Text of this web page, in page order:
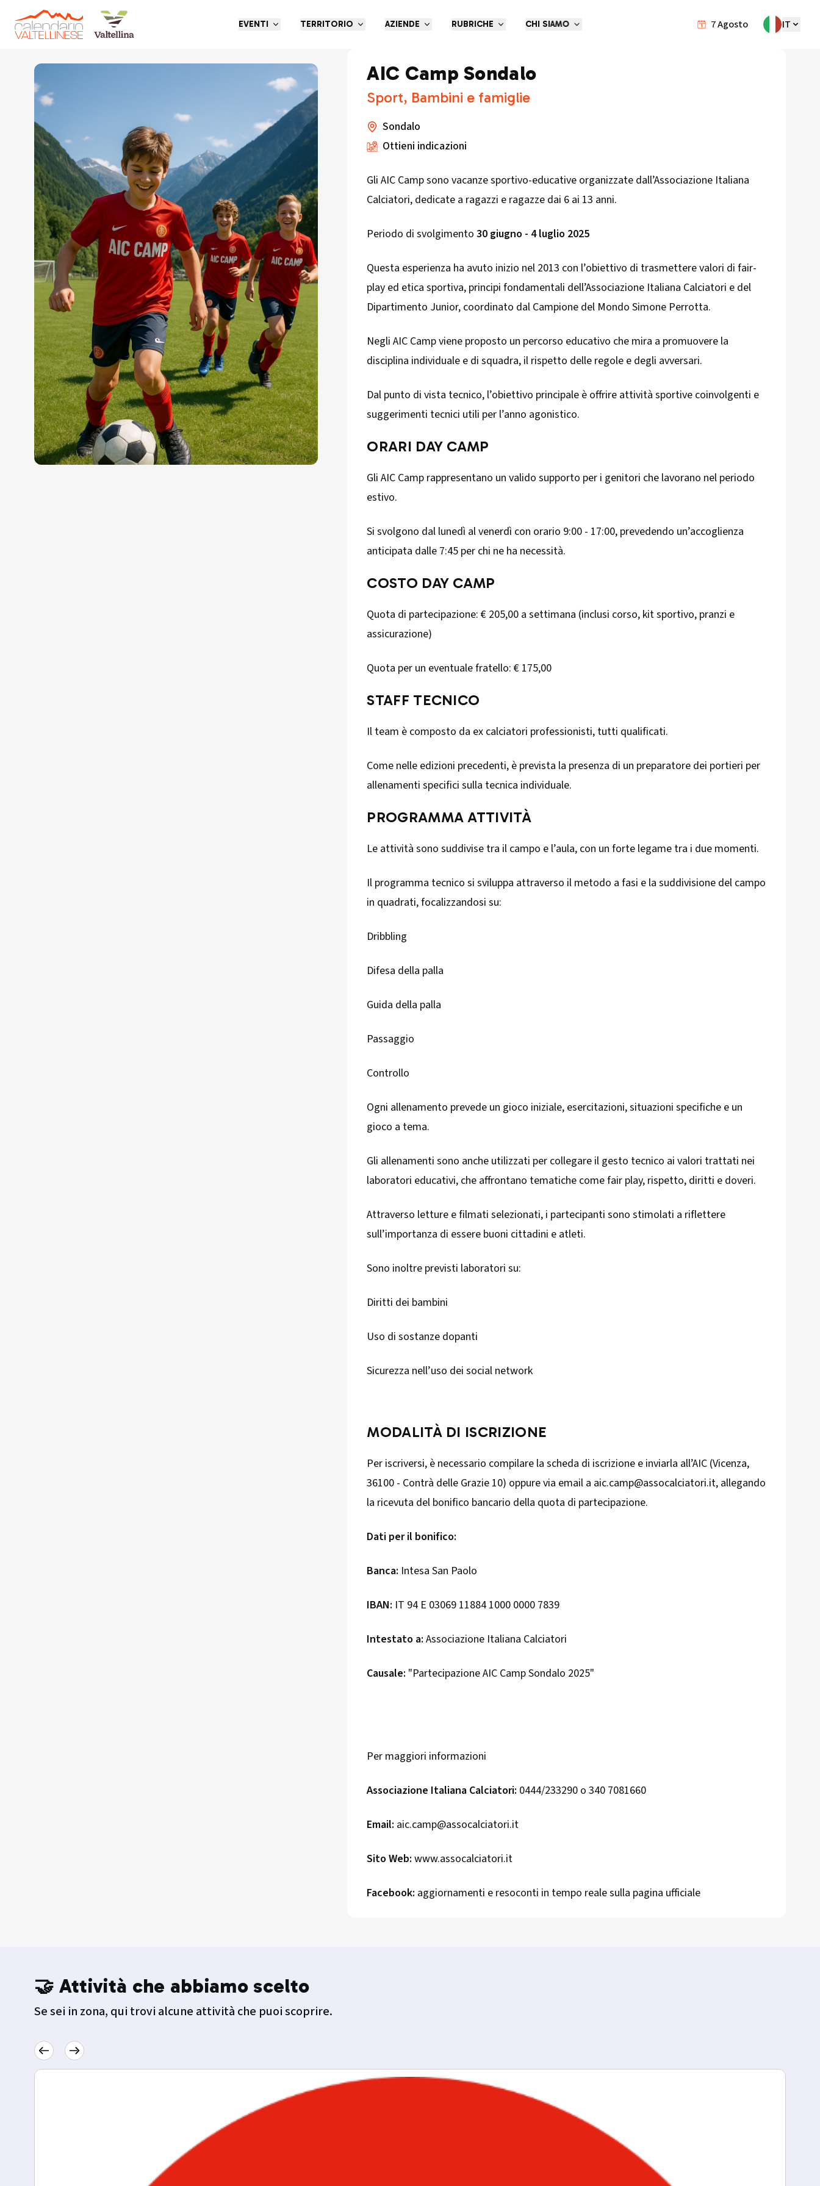
7Agosto IT
EVENTI TERRITORIO AZIENDE RUBRICHE CHI SIAMO
Torna indietro
AIC Camp Sondalo
Sport, Bambini e famiglie
Sondalo
Ottieni indicazioni
Gli AIC Camp sono vacanze sportivo-educative organizzate dall’Associazione Italiana
Calciatori, dedicate a ragazzi e ragazze dai 6 ai 13 anni.
Periodo di svolgimento30 giugno - 4 luglio 2025
Questa esperienza ha avuto inizio nel 2013 con l’obiettivo di trasmettere valori di fair-
play ed etica sportiva, principi fondamentali dell’Associazione Italiana Calciatori e del
Dipartimento Junior, coordinato dal Campione del Mondo Simone Perrotta.
Negli AIC Camp viene proposto un percorso educativo che mira a promuovere la
disciplina individuale e di squadra, il rispetto delle regole e degli avversari.
Dal punto di vista tecnico, l’obiettivo principale è offrire attività sportive coinvolgenti e
suggerimenti tecnici utili per l’anno agonistico.
ORARI DAY CAMP
Gli AIC Camp rappresentano un valido supporto per i genitori che lavorano nel periodo
estivo.
Si svolgono dal lunedì al venerdì con orario 9:00 - 17:00, prevedendo un’accoglienza
anticipata dalle 7:45 per chi ne ha necessità.
COSTO DAY CAMP
Quota di partecipazione: € 205,00 a settimana (inclusi corso, kit sportivo, pranzi e
assicurazione)
Quota per un eventuale fratello: € 175,00
STAFF TECNICO
Il team è composto da ex calciatori professionisti, tutti qualificati.
Come nelle edizioni precedenti, è prevista la presenza di un preparatore dei portieri per
allenamenti specifici sulla tecnica individuale.
PROGRAMMA ATTIVITÀ
Le attività sono suddivise tra il campo e l’aula, con un forte legame tra i due momenti.
Il programma tecnico si sviluppa attraverso il metodo a fasi e la suddivisione del campo
in quadrati, focalizzandosi su:
Dribbling
Difesa della palla
Guida della palla
Passaggio
Controllo
Ogni allenamento prevede un gioco iniziale, esercitazioni, situazioni specifiche e un
gioco a tema.
Gli allenamenti sono anche utilizzati per collegare il gesto tecnico ai valori trattati nei
laboratori educativi, che affrontano tematiche come fair play, rispetto, diritti e doveri.
Attraverso letture e filmati selezionati, i partecipanti sono stimolati a riflettere
sull’importanza di essere buoni cittadini e atleti.
Sono inoltre previsti laboratori su:
Diritti dei bambini
Uso di sostanze dopanti
Sicurezza nell’uso dei social network
MODALITÀ DI ISCRIZIONE
Per iscriversi, è necessario compilare la scheda di iscrizione e inviarla all’AIC (Vicenza,
36100 - Contrà delle Grazie 10) oppure via email a aic.camp@assocalciatori.it, allegando
la ricevuta del bonifico bancario della quota di partecipazione.
Dati per il bonifico:
Banca: Intesa San Paolo
IBAN: IT 94 E 03069 11884 1000 0000 7839
Intestato a: Associazione Italiana Calciatori
Causale: "Partecipazione AIC Camp Sondalo 2025"
Per maggiori informazioni
Associazione Italiana Calciatori: 0444/233290 o 340 7081660
Email: aic.camp@assocalciatori.it
Sito Web: www.assocalciatori.it
Facebook: aggiornamenti e resoconti in tempo reale sulla pagina ufficiale
🤝 Attività che abbiamo scelto
Se sei in zona, qui trovi alcune attività che puoi scoprire.